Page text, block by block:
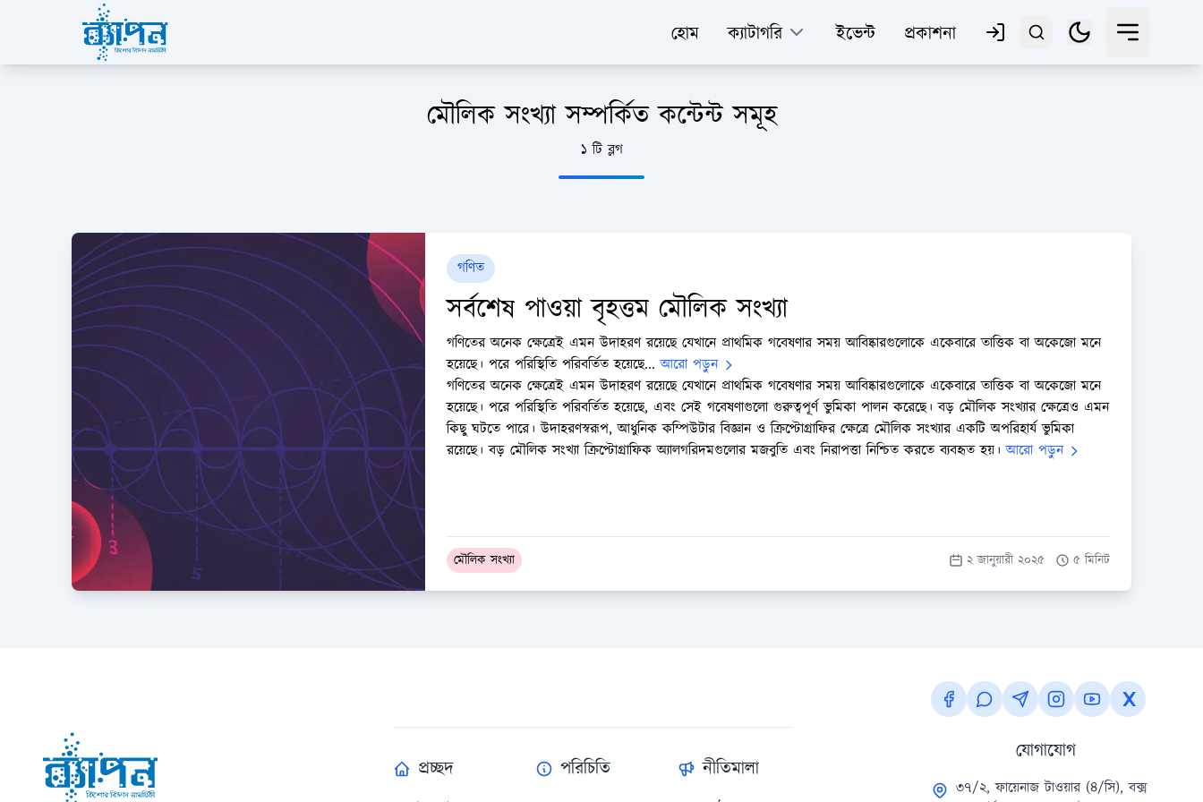
হোম ক্যাটাগরি ইভেন্ট প্রকাশনা
মৌলিক সংখ্যা সম্পর্কিত কন্টেন্ট সমূহ
১ টি ব্লগ
গণিত
সর্বশেষ পাওয়া বৃহত্তম মৌলিক সংখ্যা
গণিতের অনেক ক্ষেত্রেই এমন উদাহরণ রয়েছে যেখানে প্রাথমিক গবেষণার সময় আবিষ্কারগুলোকে একেবারে তাত্তিক বা অকেজো মনে
হয়েছে। পরে পরিস্থিতি পরিবর্তিত হয়েছে...আরো পড়ুন
গণিতের অনেক ক্ষেত্রেই এমন উদাহরণ রয়েছে যেখানে প্রাথমিক গবেষণার সময় আবিষ্কারগুলোকে একেবারে তাত্তিক বা অকেজো মনে
হয়েছে। পরে পরিস্থিতি পরিবর্তিত হয়েছে, এবং সেই গবেষণাগুলো গুরুত্বপূর্ণ ভুমিকা পালন করেছে। বড় মৌলিক সংখ্যার ক্ষেত্রেও এমন
কিছু ঘটতে পারে। উদাহরণস্বরূপ, আধুনিক কম্পিউটার বিজ্ঞান ও ক্রিপ্টোগ্রাফির ক্ষেত্রে মৌলিক সংখ্যার একটি অপরিহার্য ভুমিকা
রয়েছে। বড় মৌলিক সংখ্যা ক্রিপ্টোগ্রাফিক অ্যালগরিদমগুলোর মজবুতি এবং নিরাপত্তা নিশ্চিত করতে ব্যবহৃত হয়।আরো পড়ুন
মৌলিক সংখ্যা ২ জানুয়ারী ২০২৫ ৫ মিনিট
প্রচ্ছদ
পরিচিতি
নীতিমালা
যোগাযোগ
৩৭/২, ফায়েনাজ টাওয়ার (৪/সি), বক্স